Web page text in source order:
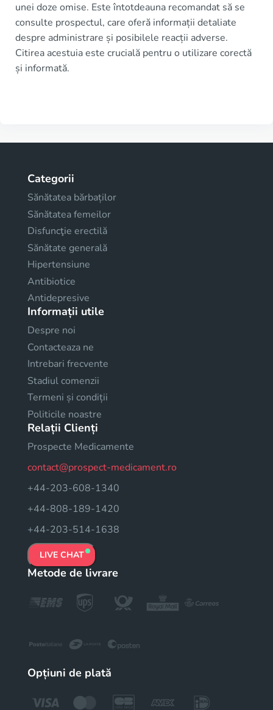
unei doze omise. Este întotdeauna recomandat să se
consulte prospectul, care oferă informații detaliate
despre administrare și posibilele reacții adverse.
Citirea acestuia este crucială pentru o utilizare corectă
și informată.
Categorii
Sănătatea bărbaților
Sănătatea femeilor
Disfuncţie erectilă
Sănătate generală
Hipertensiune
Antibiotice
Antidepresive
Informații utile
Despre noi
Contacteaza ne
Intrebari frecvente
Stadiul comenzii
Termeni și condiții
Politicile noastre
Relații Clienți
Prospecte Medicamente
contact@prospect-medicament.ro
+44-203-608-1340
+44-808-189-1420
+44-203-514-1638
LIVE CHAT
Metode de livrare
Opțiuni de plată